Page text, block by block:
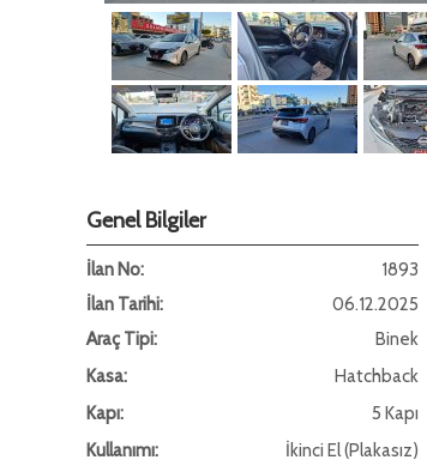
Genel Bilgiler
İlan No:
1893
İlan Tarihi:
06.12.2025
Araç Tipi:
Binek
Kasa:
Hatchback
Kapı:
5 Kapı
Kullanımı:
İkinci El (Plakasız)